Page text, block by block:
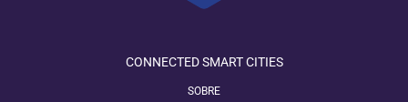
CONNECTED SMART CITIES
SOBRE